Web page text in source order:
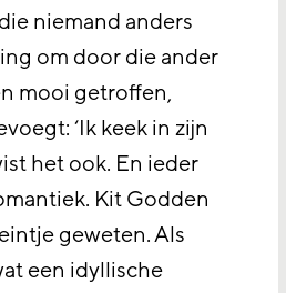
niemand anders
om door die ander
mooi getroffen,
‘Ik keek in zijn
het ook. En ieder
Kit Godden
geweten. Als
een idyllische